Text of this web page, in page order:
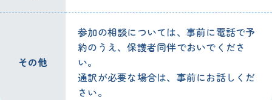
その他
参加の相談については、事前に電話で予
約のうえ、保護者同伴でおいでくださ
い。
通訳が必要な場合は、事前にお話しくだ
さい。